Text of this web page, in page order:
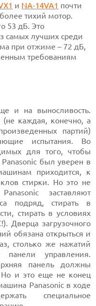
и NA-14VA1 почти
тихий мотор.
53 дБ. Это
самых лучших среди
при отжиме – 72 дБ,
требованиям
и на выносливость.
каждая, конечно, а
партий)
испытания. Во
для того, чтобы
был уверен в
приходится, к
стирки. Но это не
заставляют
подряд, стирать в
стирать в условиях
Дверца загрузочного
обязана открыться и
столько же нажатий
управления.
панель должны
и это еще не конец
Panasonic в ходе
специальное